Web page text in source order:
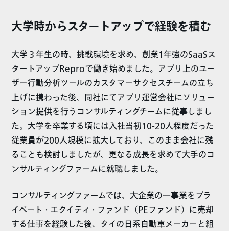
大学時からスタートアップで経験を積む
大学３年生の時、挑戦環境を求め、創業1年強のSaaSス
タートアップReproで働き始めました。アプリ上のユー
ザー行動分析ツールのカスタマーサクセスチームの立ち
上げに携わった後、同社にてアプリ運営会社にソリュー
ション提供を行うコンサルティングチームに従事しまし
た。大学を卒業する頃には入社当初10-20人程度だった
従業員が200人規模に拡大しており、このまま会社に残
ることも検討しましたが、更なる成長を求めて大手のコ
ンサルティングファームに就職しました。
コンサルティングファームでは、大企業の一事業をプラ
イベート・エクイティ・ファンド（PEファンド）に売却
する仕事を経験した後、タイの日系自動車メーカーと組